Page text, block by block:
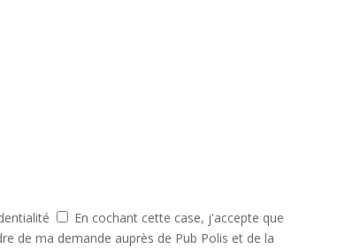
En cochant cette case, j'accepte que
de ma demande auprès de Pub Polis et de la